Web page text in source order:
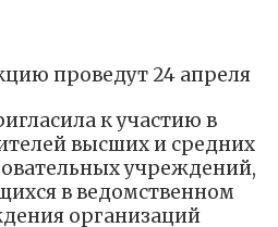
проведут 24 апреля
к участию в
высших и средних
учреждений,
в ведомственном
организаций